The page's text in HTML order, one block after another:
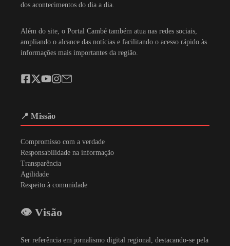
dos acontecimentos do dia a dia.
Além do site, o Portal Cambé também atua nas redes sociais,
ampliando o alcance das notícias e facilitando o acesso rápido às
informações mais importantes da região.
📍 Missão
Compromisso com a verdade
Responsabilidade na informação
Transparência
Agilidade
Respeito à comunidade
👁️ Visão
Ser referência em jornalismo digital regional, destacando-se pela